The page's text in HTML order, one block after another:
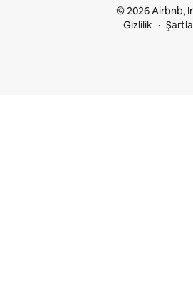
© 2026 Airbnb,
Gizlilik